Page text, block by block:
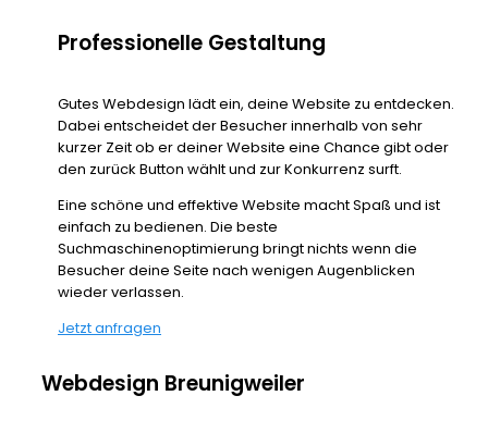
Professionelle Gestaltung
Gutes Webdesign lädt ein, deine Website zu entdecken.
Dabei entscheidet der Besucher innerhalb von sehr
kurzer Zeit ob er deiner Website eine Chance gibt oder
den zurück Button wählt und zur Konkurrenz surft.
Eine schöne und effektive Website macht Spaß und ist
einfach zu bedienen. Die beste
Suchmaschinenoptimierung bringt nichts wenn die
Besucher deine Seite nach wenigen Augenblicken
wieder verlassen.
Jetzt anfragen
Webdesign Breunigweiler